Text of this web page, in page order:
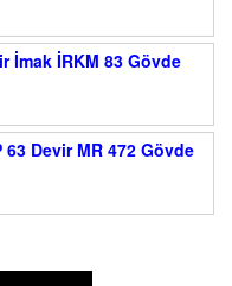
İmak İRKM 83 Gövde
63 Devir MR 472 Gövde